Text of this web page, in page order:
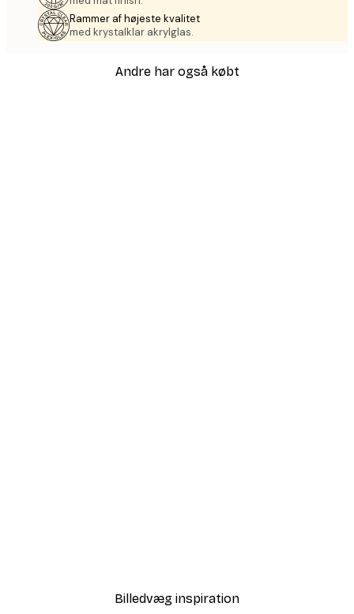
Rammer af højeste kvalitet
med krystalklar akrylglas.
Andre har også købt
Billedvæg inspiration